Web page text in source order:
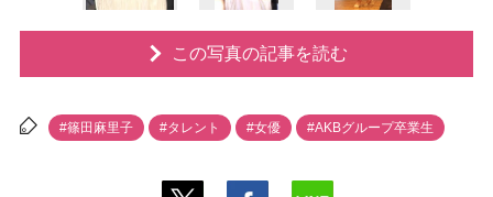
この写真の記事を読む
#篠田麻里子 #タレント #女優 #AKBグループ卒業生